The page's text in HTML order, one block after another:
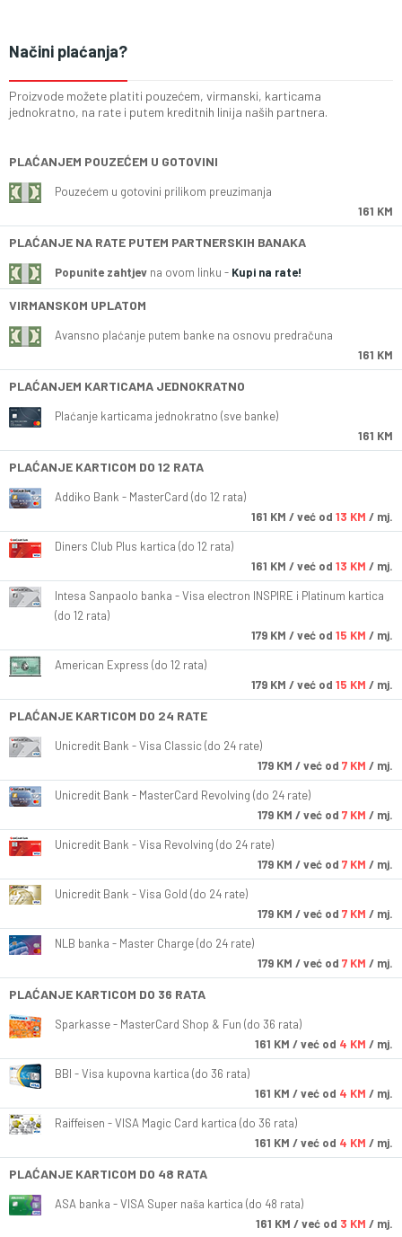
Načini plaćanja?
Proizvode možete platiti pouzećem, virmanski, karticama
jednokratno, na rate i putem kreditnih linija naših partnera.
PLAĆANJEM POUZEĆEM U GOTOVINI
Pouzećem u gotovini prilikom preuzimanja
161 KM
PLAĆANJE NA RATE PUTEM PARTNERSKIH BANAKA
Popunite zahtjev na ovom linku - Kupi na rate!
VIRMANSKOM UPLATOM
Avansno plaćanje putem banke na osnovu predračuna
161 KM
PLAĆANJEM KARTICAMA JEDNOKRATNO
Plaćanje karticama jednokratno (sve banke)
161 KM
PLAĆANJE KARTICOM DO 12 RATA
Addiko Bank - MasterCard (do 12 rata)
161 KM / već od 13 KM / mj.
Diners Club Plus kartica (do 12 rata)
161 KM / već od 13 KM / mj.
Intesa Sanpaolo banka - Visa electron INSPIRE i Platinum kartica
(do 12 rata)
179 KM / već od 15 KM / mj.
American Express (do 12 rata)
179 KM / već od 15 KM / mj.
PLAĆANJE KARTICOM DO 24 RATE
Unicredit Bank - Visa Classic (do 24 rate)
179 KM / već od 7 KM / mj.
Unicredit Bank - MasterCard Revolving (do 24 rate)
179 KM / već od 7 KM / mj.
Unicredit Bank - Visa Revolving (do 24 rate)
179 KM / već od 7 KM / mj.
Unicredit Bank - Visa Gold (do 24 rate)
179 KM / već od 7 KM / mj.
NLB banka - Master Charge (do 24 rate)
179 KM / već od 7 KM / mj.
PLAĆANJE KARTICOM DO 36 RATA
Sparkasse - MasterCard Shop & Fun (do 36 rata)
161 KM / već od 4 KM / mj.
BBI - Visa kupovna kartica (do 36 rata)
161 KM / već od 4 KM / mj.
Raiffeisen - VISA Magic Card kartica (do 36 rata)
161 KM / već od 4 KM / mj.
PLAĆANJE KARTICOM DO 48 RATA
ASA banka - VISA Super naša kartica (do 48 rata)
161 KM / već od 3 KM / mj.